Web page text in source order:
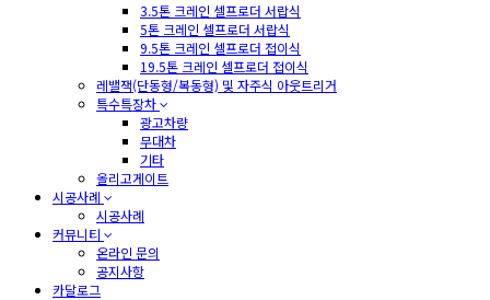
3.5톤 크레인 셀프로더 서랍식
5톤 크레인 셀프로더 서랍식
9.5톤 크레인 셀프로더 접이식
19.5톤 크레인 셀프로더 접이식
레밸잭(단동형/복동형) 및 자주식 아웃트리거
특수특장차
광고차량
무대차
기타
올리고게이트
시공사례
시공사례
커뮤니티
온라인 문의
공지사항
카달로그